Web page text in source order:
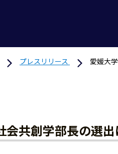
プレスリリース 愛媛大
会共創学部長の選出